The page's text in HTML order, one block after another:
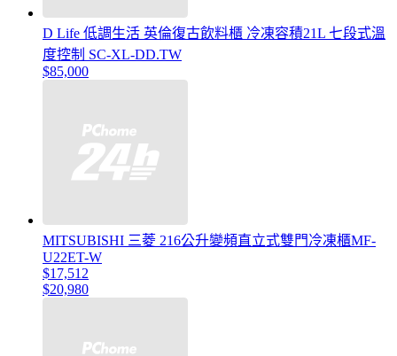
D Life 低調生活 英倫復古飲料櫃 冷凍容積21L 七段式溫
度控制 SC-XL-DD.TW
$85,000
MITSUBISHI 三菱 216公升變頻直立式雙門冷凍櫃MF-
U22ET-W
$17,512
$20,980